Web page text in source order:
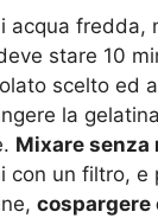
acqua fredda,
stare 10
scelto ed
la
Mixare senza
con un filtro, e
cospargere